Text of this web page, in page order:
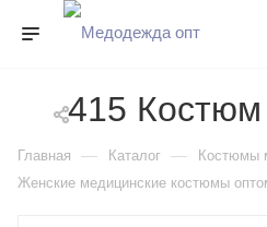
415 Костюм
Главная — Каталог — Костюмы
Женские медицинские костюмы